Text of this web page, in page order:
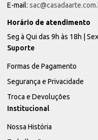
E-mail:
Horário de atendimento
Seg à Qui das 9h às 18h |
Suporte
Formas de Pagamento
Segurança e Privacidade
Troca e Devoluções
Institucional
Nossa História